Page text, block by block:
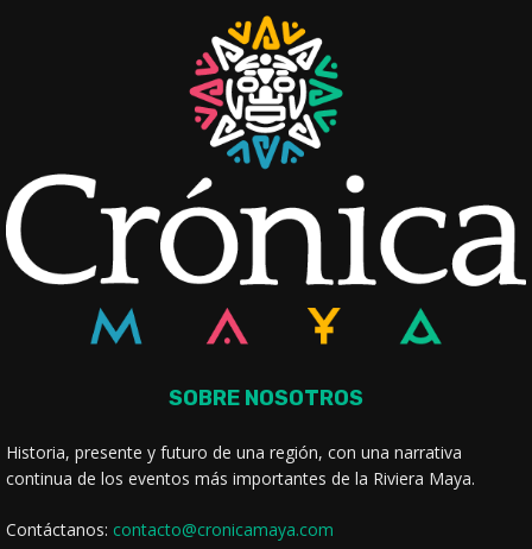
SOBRE NOSOTROS
Historia, presente y futuro de una región, con una narrativa
continua de los eventos más importantes de la Riviera Maya.
Contáctanos: contacto@cronicamaya.com